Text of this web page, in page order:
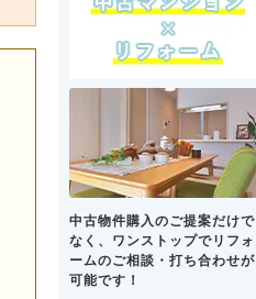
中古物件購入のご提案だけで
なく、ワンストップでリフォ
ームのご相談・打ち合わせが
可能です！